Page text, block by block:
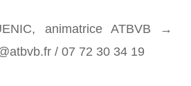
animatrice ATBVB →
/ 07 72 30 34 19